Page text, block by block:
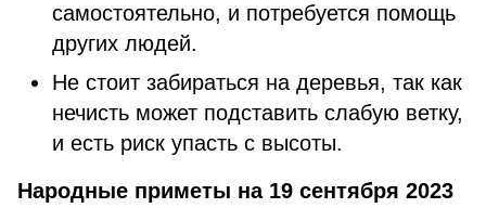
самостоятельно, и потребуется помощь
других людей.
Не стоит забираться на деревья, так как
нечисть может подставить слабую ветку,
и есть риск упасть с высоты.
Народные приметы на 19 сентября 2023